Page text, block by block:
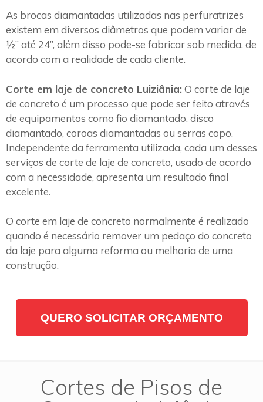
As brocas diamantadas utilizadas nas perfuratrizes
existem em diversos diâmetros que podem variar de
½” até 24”, além disso pode-se fabricar sob medida, de
acordo com a realidade de cada cliente.
Corte em laje de concreto Luiziânia: O corte de laje
de concreto é um processo que pode ser feito através
de equipamentos como fio diamantado, disco
diamantado, coroas diamantadas ou serras copo.
Independente da ferramenta utilizada, cada um desses
serviços de corte de laje de concreto, usado de acordo
com a necessidade, apresenta um resultado final
excelente.
O corte em laje de concreto normalmente é realizado
quando é necessário remover um pedaço do concreto
da laje para alguma reforma ou melhoria de uma
construção.
QUERO SOLICITAR ORÇAMENTO
Cortes de Pisos de